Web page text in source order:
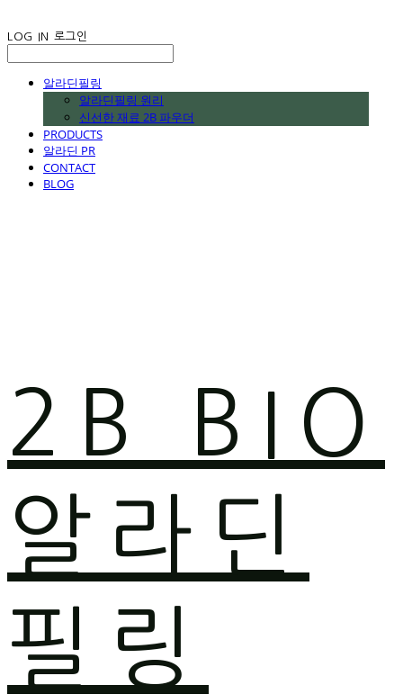
LOG IN 로그인
알라딘필링
알라딘필링 원리
신선한 재료 2B 파우더
PRODUCTS
알라딘 PR
CONTACT
BLOG
2B BIO
알라딘
필링